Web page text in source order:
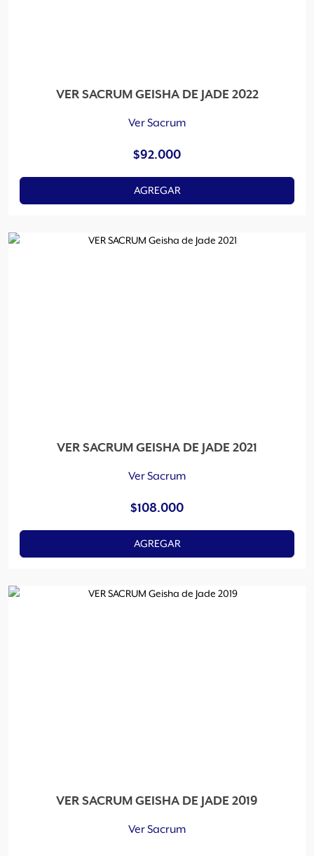
VER SACRUM GEISHA DE JADE 2022
Ver Sacrum
$92.000
AGREGAR
VER SACRUM GEISHA DE JADE 2021
Ver Sacrum
$108.000
AGREGAR
VER SACRUM GEISHA DE JADE 2019
Ver Sacrum